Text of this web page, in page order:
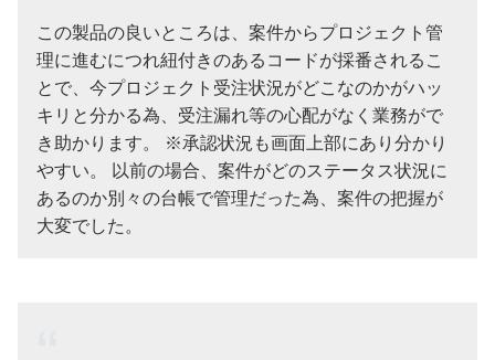
この製品の良いところは、案件からプロジェクト管
理に進むにつれ紐付きのあるコードが採番されるこ
とで、今プロジェクト受注状況がどこなのかがハッ
キリと分かる為、受注漏れ等の心配がなく業務がで
き助かります。 ※承認状況も画面上部にあり分かり
やすい。 以前の場合、案件がどのステータス状況に
あるのか別々の台帳で管理だった為、案件の把握が
大変でした。